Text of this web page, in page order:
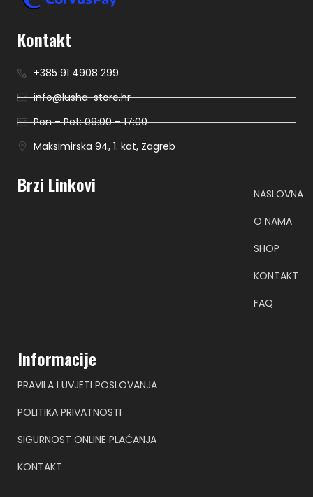
Kontakt
+385 91 4908 299
info@lusha-store.hr
Pon – Pet: 09:00 – 17:00
Maksimirska 94, 1. kat, Zagreb
Brzi Linkovi
NASLOVNA
O NAMA
SHOP
KONTAKT
FAQ
Informacije
PRAVILA I UVJETI POSLOVANJA
POLITIKA PRIVATNOSTI
SIGURNOST ONLINE PLAĆANJA
KONTAKT